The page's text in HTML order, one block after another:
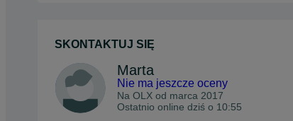
SKONTAKTUJ SIĘ
Marta
Nie ma jeszcze oceny
Na OLX od marca 2017
Ostatnio online dziś o 10:55